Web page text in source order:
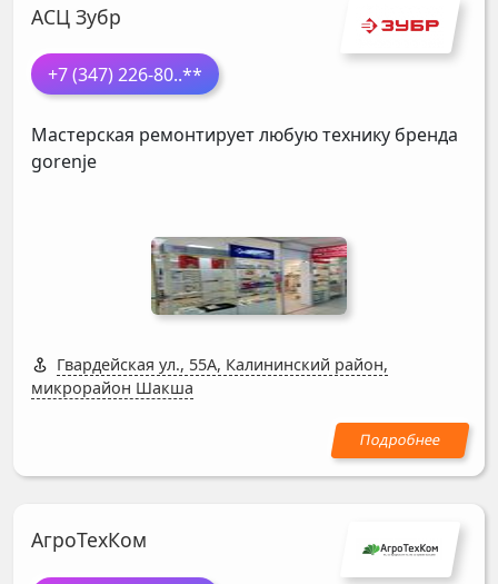
АСЦ Зубр
+7 (347) 226-80..**
Мастерская ремонтирует любую технику бренда
gorenje
Гвардейская ул., 55А, Калининский район,
микрорайон Шакша
АгроТехКом